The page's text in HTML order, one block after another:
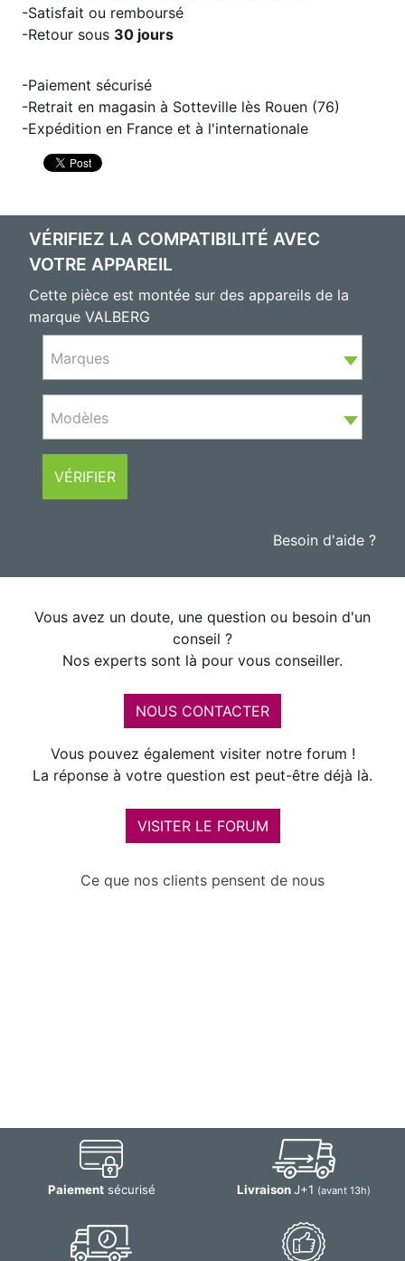
Satisfait ou remboursé
Retour sous 30 jours
Paiement sécurisé
Retrait en magasin à Sotteville lès Rouen (76)
Expédition en France et à l'internationale
VÉRIFIEZ LA COMPATIBILITÉ AVEC
VOTRE APPAREIL
Cette pièce est montée sur des appareils de la
marque VALBERG
Marques
Modèles
VÉRIFIER
Besoin d'aide ?
Vous avez un doute, une question ou besoin d'un
conseil ?
Nos experts sont là pour vous conseiller.
NOUS CONTACTER
Vous pouvez également visiter notre forum !
La réponse à votre question est peut-être déjà là.
VISITER LE FORUM
Ce que nos clients pensent de nous
Paiementsécurisé LivraisonJ+1 (avant 13h)